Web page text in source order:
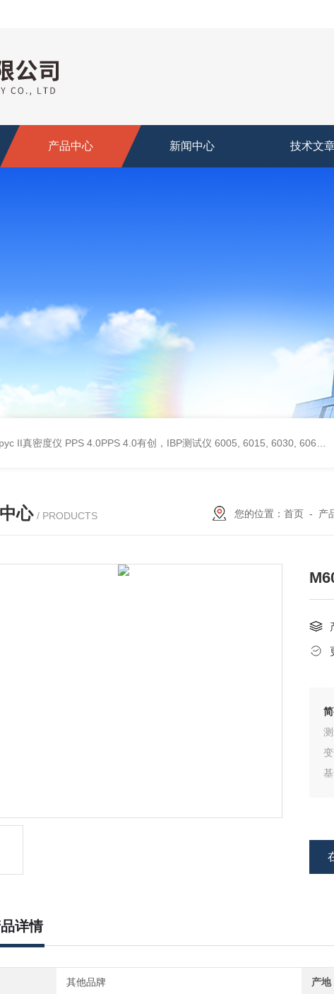
产品中心 新闻中心 技术文
II真密度仪 PPS 4.0PPS 4.0有创，IBP测试仪 6005, 6015, 6030, 6060, 6100, 6170Hans Rudolph非扩散气体收集袋,Hans Rudolph非扩散气囊
心 / PRODUCTS 您的位置： 首页 - 产
详情
其他品牌 产地